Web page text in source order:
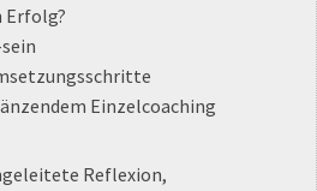
Erfolg?
Einzelcoaching
Reflexion,